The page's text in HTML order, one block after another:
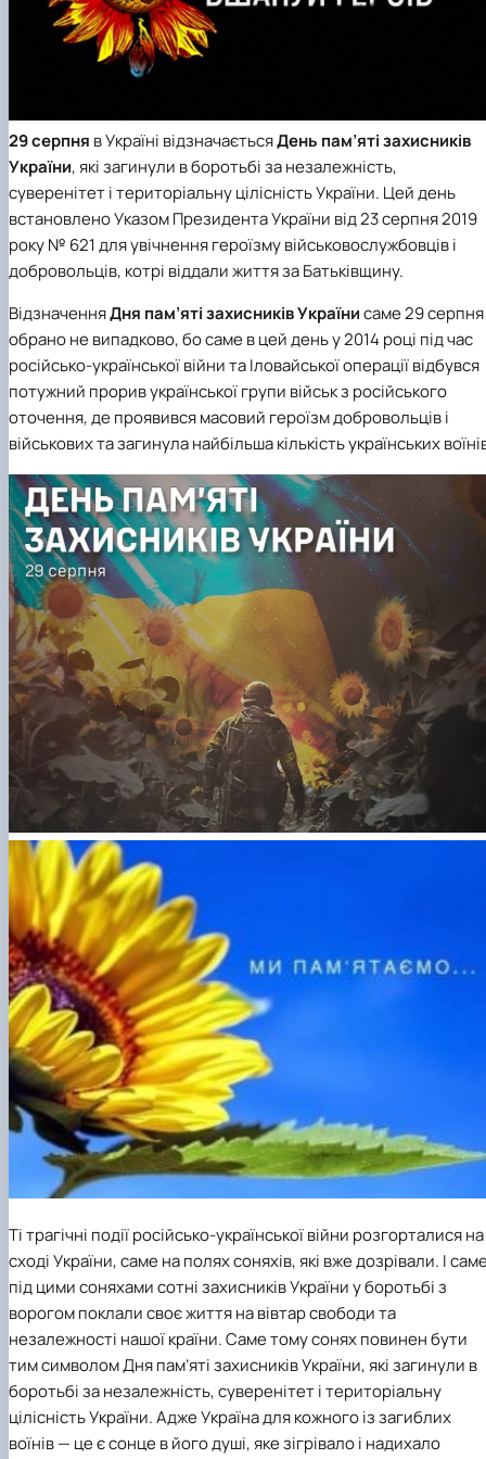
Іноземні мови
Працевлаштування
Їдальні та буфети
Студентські квитки
Центр вивчення мов
Психологічна підтримка
Інклюзивне середовище
Рада молодих вчених
Наукові школи
Стартап школа НУБіП України
Методичні рекомендації, пам'ятки
Форми документів
Патентно-ліцензійна діяльність
ЦКНО «Агропромисловий комплекс, лісове і
садово-паркове господарство, ветеринарна
медицина»
Біоетична комісія
Наукові видання
Досліднику та автору
Пам'ятка про проведення науково-
заходів
Порядок планування та організації
проведення НТЗ
Результати науково-технічних заходів
Монографії
Наука для бізнесу
Наглядова рада
Рада роботодавців
Благодійний фонд «Голосіївська ініціатива
2020»
Історія університету
Видатні випускники та працівники
Звіт ректора
Університетський кур'єр
Вибори ректора
Програма розвитку університету
ініціатива – 2025»
Доступ до публічної інформації
Державні закупівлі
Офіційна символіка
Антикорупційні заходи
Положення про антикорупційного
уповноваженого НУБіП України
Національні нормативно-правові акти
Нормативно-правові акти НУБіП України
Інформаційні ресурси НАЗК
Методичні роз’яснення НАЗК
29 серпня в Україні відзначаєтьсяДень пам’яті захисників
України, які загинули в боротьбі за незалежність,
суверенітет і територіальну цілісність України. Цей день
встановлено Указом Президента України від 23 серпня 2019
року № 621 для увічнення героїзму військовослужбовців і
добровольців, котрі віддали життя за Батьківщину.
ВідзначенняДня пам’яті захисників Українисаме 29 серпня
обрано не випадково, бо саме в цей день у 2014 році під час
російсько-української війни та Іловайської операції відбувся
потужний прорив української групи військ з російського
оточення, де проявився масовий героїзм добровольців і
військових та загинула найбільша кількість українських
Ті трагічні події російсько-української війни розгорталися на
сході України, саме на полях соняхів, які вже дозрівали. І
під цими соняхами сотні захисників України у боротьбі з
ворогом поклали своє життя на вівтар свободи та
незалежності нашої країни. Саме тому сонях повинен бути
тим символом Дня пам’яті захисників України, які загинули в
боротьбі за незалежність, суверенітет і територіальну
цілісність України. Адже Україна для кожного із загиблих
воїнів — це є сонце в його душі, яке зігрівало і надихало